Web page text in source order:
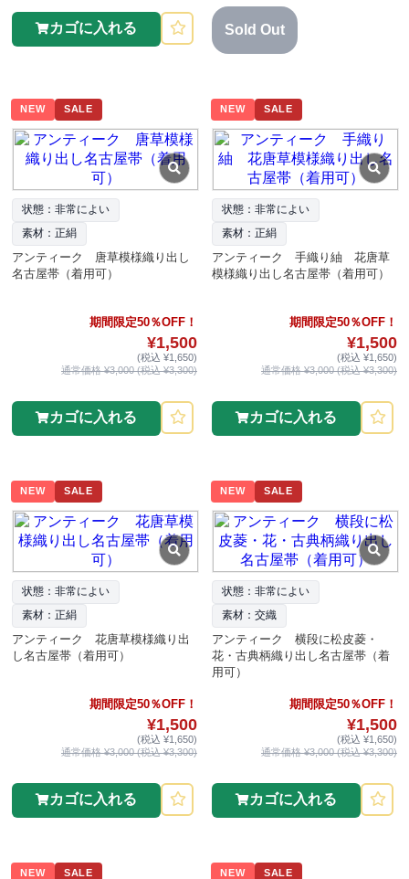
カゴに入れる Sold Out
NEW SALE
状態：非常によい
素材：正絹
アンティーク 唐草模様織り出し
名古屋帯（着用可）
期間限定50％OFF！
¥1,500
(税込 ¥1,650)
通常価格 ¥3,000 (税込 ¥3,300)
カゴに入れる
NEW SALE
状態：非常によい
素材：正絹
アンティーク 手織り紬 花唐草
模様織り出し名古屋帯（着用可）
期間限定50％OFF！
¥1,500
(税込 ¥1,650)
通常価格 ¥3,000 (税込 ¥3,300)
カゴに入れる
NEW SALE
状態：非常によい
素材：正絹
アンティーク 花唐草模様織り出
し名古屋帯（着用可）
期間限定50％OFF！
¥1,500
(税込 ¥1,650)
通常価格 ¥3,000 (税込 ¥3,300)
カゴに入れる
NEW SALE
状態：非常によい
素材：交織
アンティーク 横段に松皮菱・
花・古典柄織り出し名古屋帯（着
用可）
期間限定50％OFF！
¥1,500
(税込 ¥1,650)
通常価格 ¥3,000 (税込 ¥3,300)
カゴに入れる
NEW SALE NEW SALE